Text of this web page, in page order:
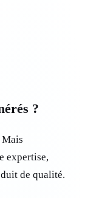
?
expertise,
de qualité.